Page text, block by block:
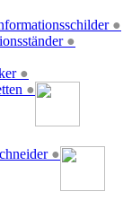
●
●
●
●
●